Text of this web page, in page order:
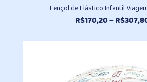
Lençol de Elástico Infantil
R$170,20–R$